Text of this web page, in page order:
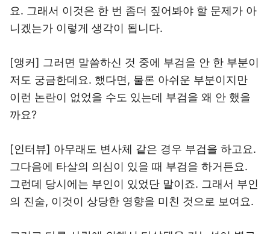
요. 그래서 이것은 한 번 좀더 짚어봐야 할 문제가 아
니겠는가 이렇게 생각이 됩니다.
[앵커] 그러면 말씀하신 것 중에 부검을 안 한 부분이
저도 궁금한데요. 했다면, 물론 아쉬운 부분이지만
이런 논란이 없었을 수도 있는데 부검을 왜 안 했을
까요?
[인터뷰] 아무래도 변사체 같은 경우 부검을 하고요.
그다음에 타살의 의심이 있을 때 부검을 하거든요.
그런데 당시에는 부인이 있었단 말이죠. 그래서 부인
의 진술, 이것이 상당한 영향을 미친 것으로 보여요.